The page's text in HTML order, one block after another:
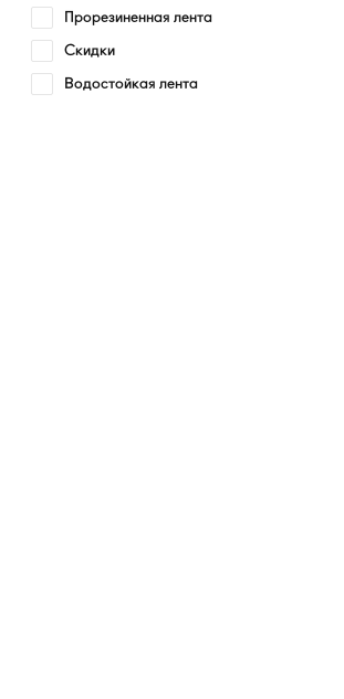
Прорезиненная лента
Скидки
Водостойкая лента